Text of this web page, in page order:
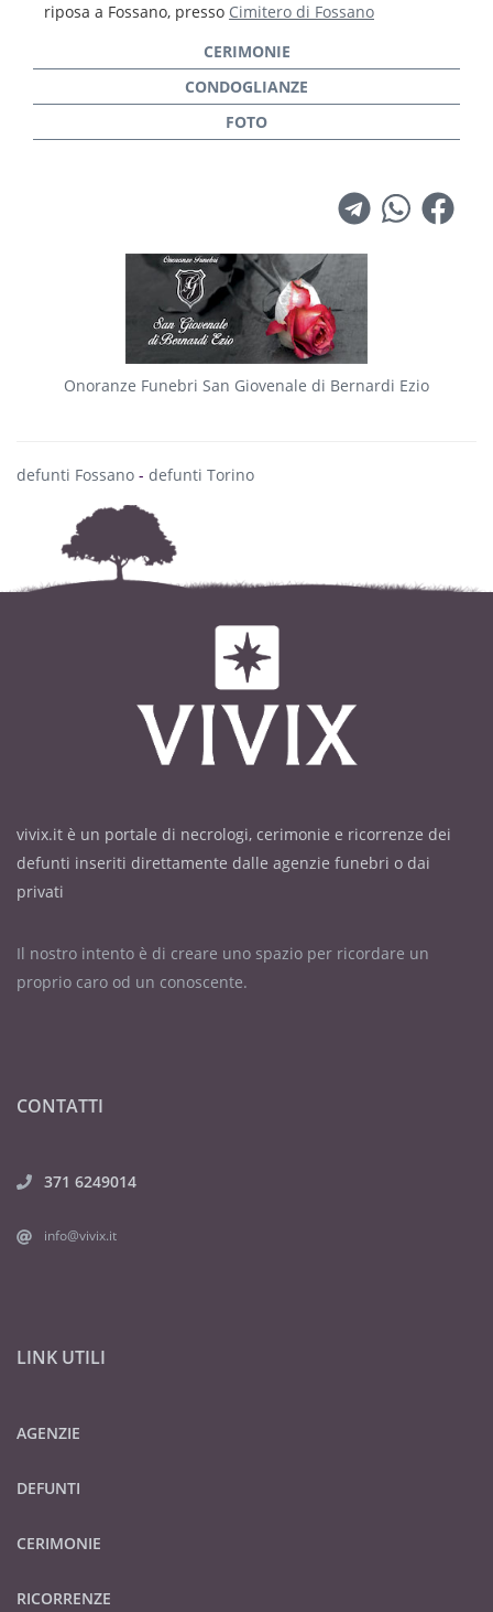
riposa a Fossano, presso Cimitero di Fossano
Onoranze Funebri San Giovenale di Bernardi Ezio
defunti Fossano - defunti Torino
vivix.it è un portale di necrologi, cerimonie e ricorrenze dei
defunti inseriti direttamente dalle agenzie funebri o dai
privati
Il nostro intento è di creare uno spazio per ricordare un
proprio caro od un conoscente.
CONTATTI
371 6249014
info@vivix.it
LINK UTILI
AGENZIE
DEFUNTI
CERIMONIE
RICORRENZE